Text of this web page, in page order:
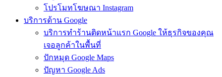
โปรโมทโฆษณา Instagram
บริการด้าน Google
บริการทำร้านติดหน้าแรก Google ให้ธุรกิจของคุณ
เจอลูกค้าในพื้นที่
ปักหมุด Google Maps
ปัญหา Google Ads